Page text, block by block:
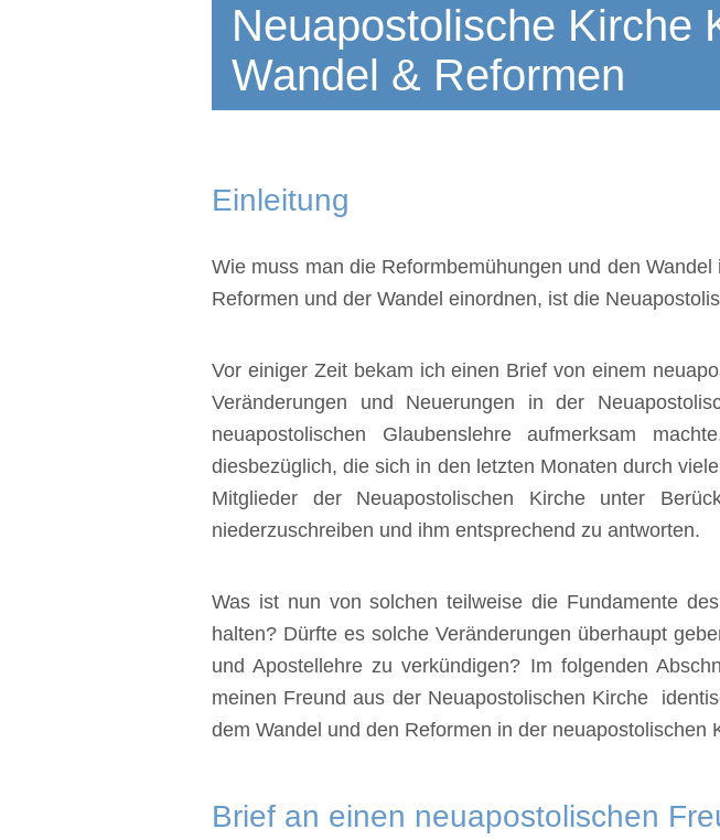
Neuapostolische Kirche
Wandel & Reformen
Einleitung
Wie muss man die Reformbemühungen und den
Reformen und der Wandel einordnen, ist die
Vor einiger Zeit bekam ich einen Brief von einem
Veränderungen und Neuerungen in der
neuapostolischen Glaubenslehre aufmerksam
diesbezüglich, die sich in den letzten Monaten durch
Mitglieder der Neuapostolischen Kirche unter
niederzuschreiben und ihm entsprechend zu antworten.
Was ist nun von solchen teilweise die Fundamente
halten? Dürfte es solche Veränderungen überhaupt
und Apostellehre zu verkündigen? Im folgenden
meinen Freund aus der Neuapostolischen Kirche
dem Wandel und den Reformen in der neuapostolischen
Brief an einen neuapostolischen